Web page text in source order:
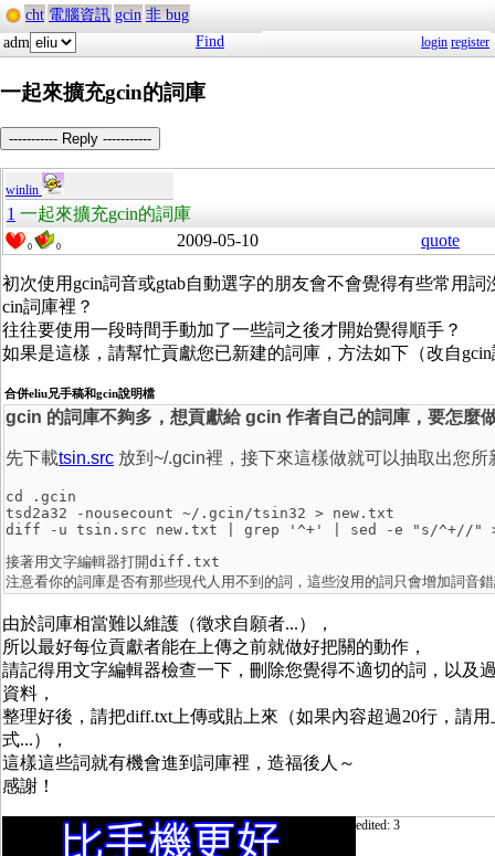
cht 電腦資訊 gcin 非 bug
adm
Find login register
一起來擴充gcin的詞庫
----------- Reply -----------
winlin
1 一起來擴充gcin的詞庫
0 0 2009-05-10 quote
初次使用gcin詞音或gtab自動選字的朋友會不會覺得有些常用詞
cin詞庫裡？
往往要使用一段時間手動加了一些詞之後才開始覺得順手？
如果是這樣，請幫忙貢獻您已新建的詞庫，方法如下（改自
合併eliu兄手稿和gcin說明檔
gcin 的詞庫不夠多，想貢獻給 gcin 作者自己的詞庫，要怎麼
先下載tsin.src 放到~/.gcin裡，接下來這樣做就可以抽取出您所
cd .gcin
tsd2a32 -nousecount ~/.gcin/tsin32 > new.txt
接著用文字編輯器打開diff.txt
由於詞庫相當難以維護（徵求自願者...），
所以最好每位貢獻者能在上傳之前就做好把關的動作，
請記得用文字編輯器檢查一下，刪除您覺得不適切的詞，以及
資料，
整理好後，請把diff.txt上傳或貼上來（如果內容超過20行，請
式...），
這樣這些詞就有機會進到詞庫裡，造福後人～
感謝！
edited: 3